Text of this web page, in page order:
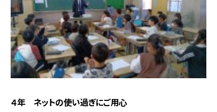
４年 ネットの使い過ぎにご用心